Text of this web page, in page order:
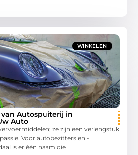
WINKELEN
Autospuiterij in
Auto
ze zijn een verlengstuk
Voor autobezitters en -
is er één naam die